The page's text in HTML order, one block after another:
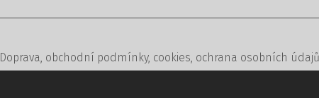
Doprava, obchodní podmínky, cookies, ochrana osobních údajů